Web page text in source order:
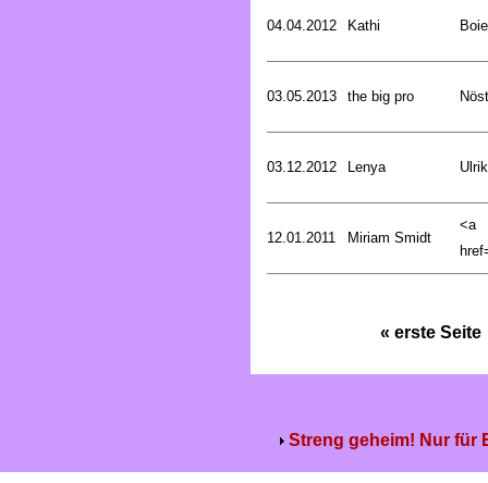
04.04.2012 Kathi
03.05.2013 the big pro
03.12.2012 Lenya
12.01.2011 Miriam Smidt
<a
« erste Seite
Streng geheim! Nur für